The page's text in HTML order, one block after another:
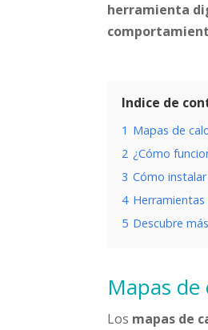
herramienta
Indice de
1 Mapas de
2 ¿Cómo
3 Cómo
4
5 Descubre
Mapas
Los mapas de